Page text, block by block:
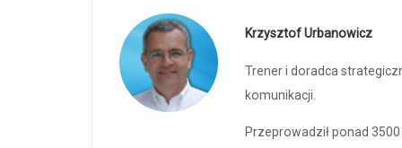
Krzysztof Urbanowicz
Trener i doradca
komunikacji.
Przeprowadził ponad